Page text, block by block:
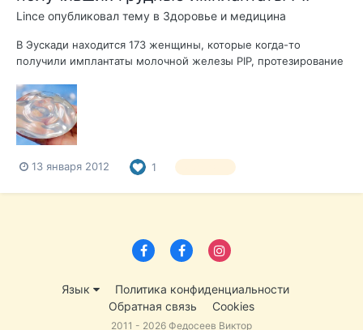
Lince опубликовал тему в Здоровье и медицина
В Эускади находится 173 женщины, которые когда-то
получили имплантаты молочной железы PIP, протезирование
пациенты были прооперированы в частных клиниках
Гипускоа, кроме одной пациентки, которая предпочла Алаву.
Только восемь случаев произошли в О...
13 января 2012 1
Язык
Политика конфиденциальности
Обратная связь
Cookies
2011 - 2026 Федосеев Виктор